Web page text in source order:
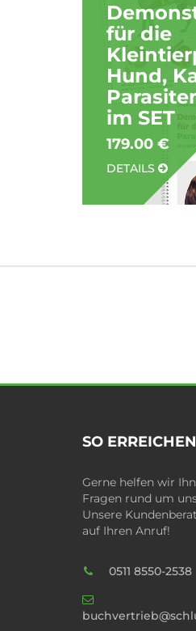
für die
Hund,
im SET
179.00 €
DETAILS
SO
Gerne helfen wir
Fragen rund um
Unsere
auf Ihren Anruf!
0511 8550-2538